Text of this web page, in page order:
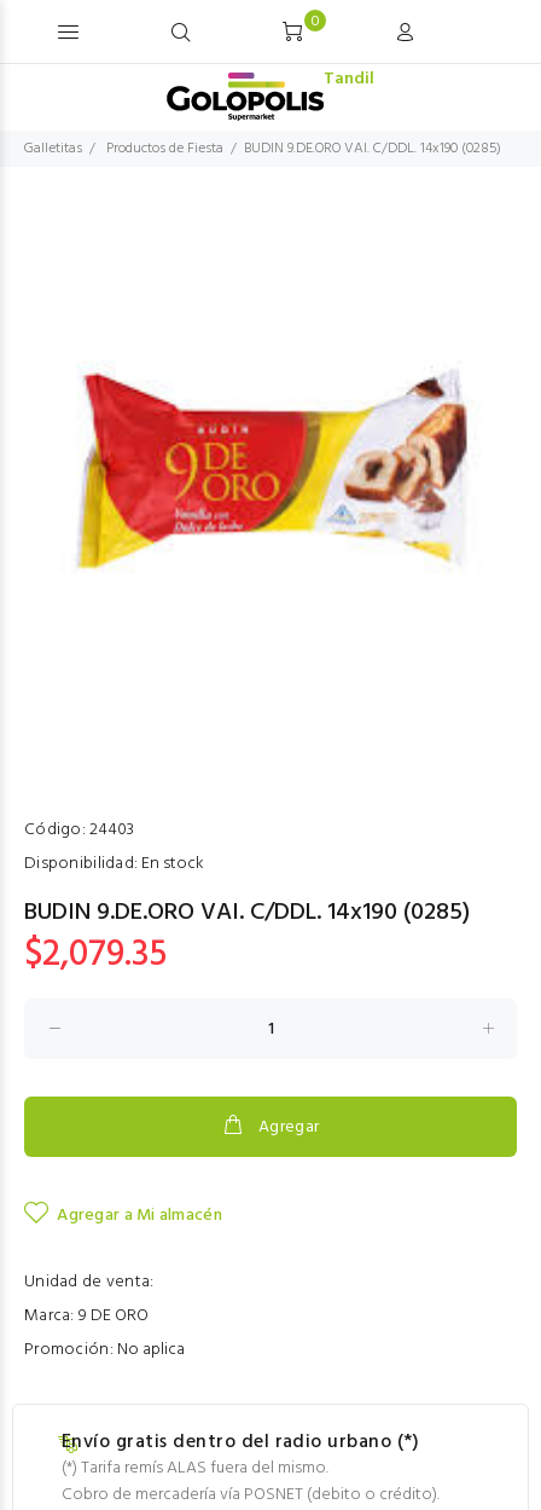
0
Tandil
Galletitas Productos de Fiesta BUDIN 9.DE.ORO VAI. C/DDL. 14x190 (0285)
Código:24403
Disponibilidad: En stock
BUDIN 9.DE.ORO VAI. C/DDL. 14x190 (0285)
$2,079.35
Agregar
Agregar a Mi almacén
Unidad de venta:
Marca: 9 DE ORO
Promoción: No aplica
Envío gratis dentro del radio urbano (*)
(*) Tarifa remís ALAS fuera del mismo.
Cobro de mercadería vía POSNET (debito o crédito).